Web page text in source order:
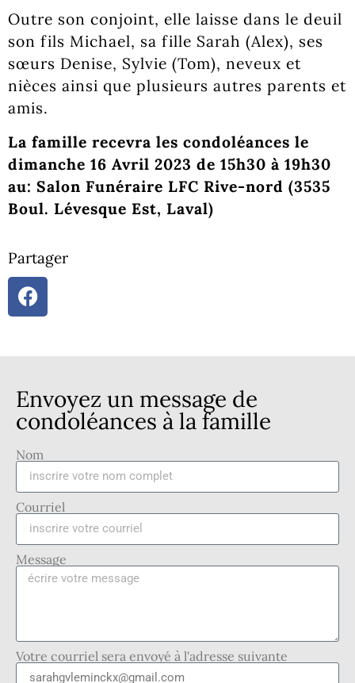
Outre son conjoint, elle laisse dans le deuil
son fils Michael, sa fille Sarah (Alex), ses
sœurs Denise, Sylvie (Tom), neveux et
nièces ainsi que plusieurs autres parents et
amis.
La famille recevra les condoléances le
dimanche 16 Avril 2023 de 15h30 à 19h30
au: Salon Funéraire LFC Rive-nord (3535
Boul. Lévesque Est, Laval)
Partager
Envoyez un message de
condoléances à la famille
Nom
Courriel
Message
Votre courriel sera envoyé à l'adresse suivante